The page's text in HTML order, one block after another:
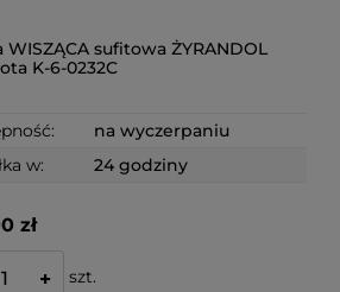
WISZĄCA sufitowa ŻYRANDOL
K-6-0232C
na wyczerpaniu
w:
24 godziny
zł
+ szt.